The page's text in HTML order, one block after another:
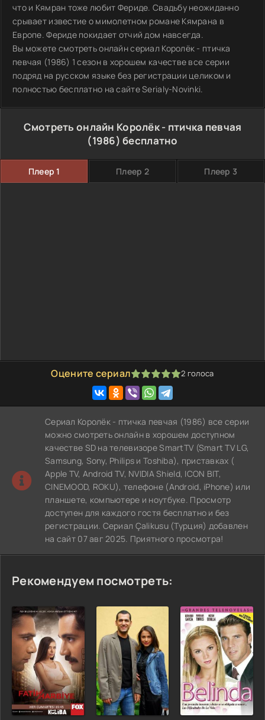
что и Кямран тоже любит Фериде. Свадьбу неожиданно
срывает известие о мимолетном романе Кямрана в
Европе. Фериде покидает отчий дом навсегда.
Вы можете смотреть онлайн сериал Королёк - птичка
певчая (1986) 1 сезон в хорошем качестве все серии
подряд на русском языке без регистрации целиком и
полностью бесплатно на сайте Serialy-Novinki.
Смотреть онлайн Королёк - птичка певчая
(1986) бесплатно
Плеер 1 Плеер 2 Плеер 3
Оцените сериал
1 2 3 4 5 2 голоса
Сериал Королёк - птичка певчая (1986) все серии
можно смотреть онлайн в хорошем доступном
качестве SD на телевизоре SmartTV (Smart TV LG,
Samsung, Sony, Philips и Toshiba), приставках (
Apple TV, Android TV, NVIDIA Shield, ICON BIT,
CINEMOOD, ROKU), телефоне (Android, iPhone) или
планшете, компьютере и ноутбуке. Просмотр
доступен для каждого гостя бесплатно и без
регистрации. Сериал Çalikusu (Турция) добавлен
на сайт 07 авг 2025. Приятного просмотра!
Рекомендуем посмотреть: